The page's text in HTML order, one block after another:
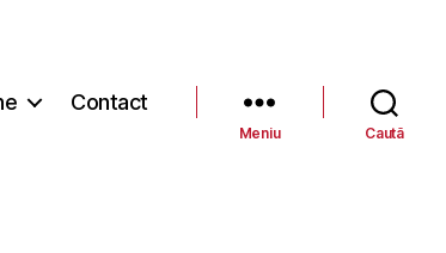
Contact
Meniu Caută